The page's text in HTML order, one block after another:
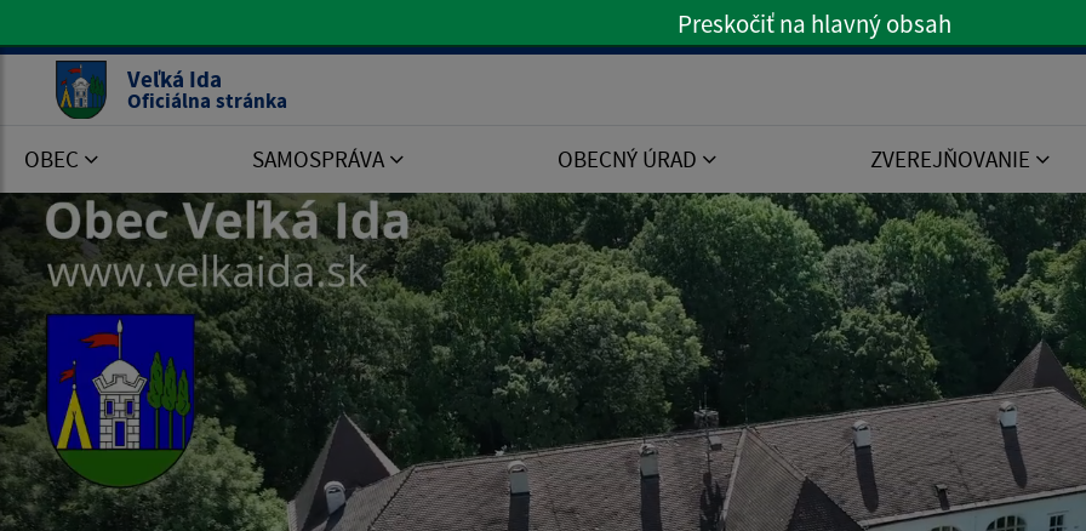
Preskočiť na hlavné menu
Preskočiť na hlavný obsah
Veľká Ida
Oficiálna stránka
OBEC SAMOSPRÁVA OBECNÝ ÚRAD ZVEREJŇOVANIE